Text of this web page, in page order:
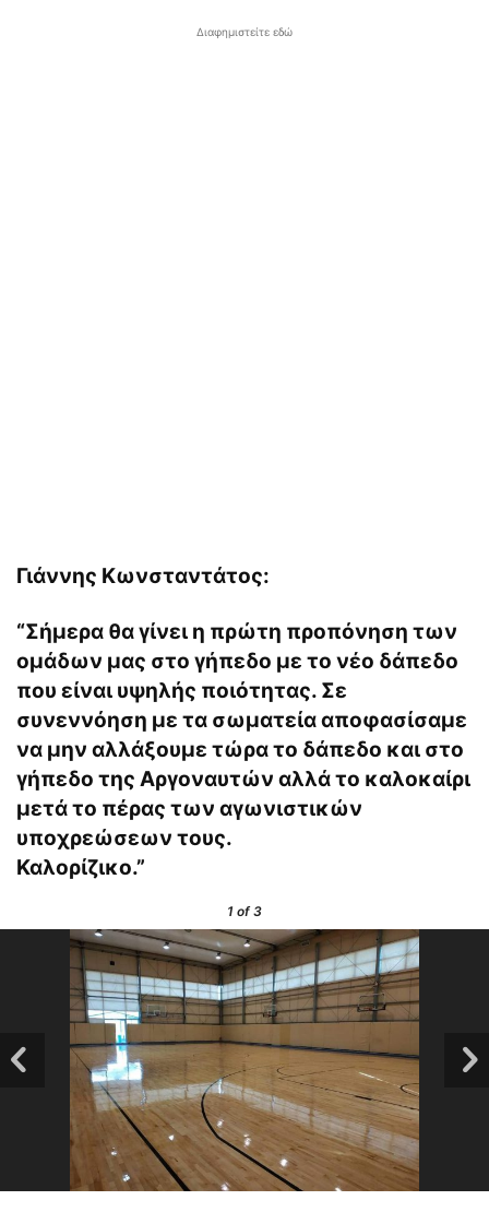
Διαφημιστείτε εδώ
Γιάννης Κωνσταντάτος:
“Σήμερα θα γίνει η πρώτη προπόνηση των
ομάδων μας στο γήπεδο με το νέο δάπεδο
που είναι υψηλής ποιότητας. Σε
συνεννόηση με τα σωματεία αποφασίσαμε
να μην αλλάξουμε τώρα το δάπεδο και στο
γήπεδο της Αργοναυτών αλλά το καλοκαίρι
μετά το πέρας των αγωνιστικών
υποχρεώσεων τους.
Καλορίζικο.”
1 of 3